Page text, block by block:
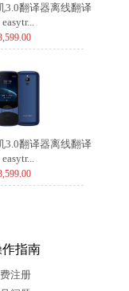
3.0翻译器离线翻译
3.0翻译器离线翻译
作指南
注册